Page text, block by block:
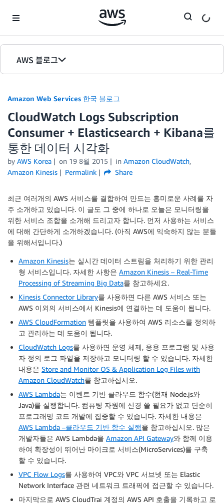
AWS 블로그
홈
에디션
Amazon Web Services 한국 블로그
CloudWatch Logs Subscription
Consumer + Elasticsearch + Kibana를
통한 데이터 시각화
by AWS Korea on 19 8월 2015 in Amazon CloudWatch,
Amazon Kinesis
Permalink Share
최근 여러개의 AWS 서비스를 결합하여 만드는 흥미로운 사례를 자
주 소개하고 있습니다. 이 글도 그 중에 하나로 오늘은 모니터링을
위한 서비스 조합을 소개해 드리고자 합니다. 먼저 사용하는 서비스
에 대해 간단하게 소개하겠습니다. (아직 AWS에 익숙하지 않는 분들
을 위해서입니다.)
Amazon Kinesis는 실시간 데이터 스트림을 처리하기 위한 관리
형 서비스입니다. 자세한 사항은 Amazon Kinesis – Real-Time
Processing of Streaming Big Data를 참고하세요.
Kinesis Connector Library를 사용하면 다른 AWS 서비스 또는
AWS 이외의 서비스에서 Kinesis에 연결하는 데 도움이 됩니다.
AWS CloudFormation 템플릿을 사용하여 AWS 리소스를 정의하
고 관리하는 데 도움이 됩니다.
CloudWatch Logs를 사용하면 운영 체제, 응용 프로그램 및 사용
자 정의 로그 파일을 저장하고 모니터링 할 수 있습니다. 자세한
내용은 Store and Monitor OS & Application Log Files with
Amazon CloudWatch를 참고하십시오.
AWS Lambda는 이벤트 기반 클라우드 함수(현재 Node.js와
Java)를 실행합니다. 컴퓨팅 자원에 신경 쓸 필요가 없고 단순히
프로그래밍 코드 개발에 집중할 수 있습니다. 자세한 내용은
AWS Lambda –클라우드 기반 함수 실행을 참고하십시오. 많은
개발자들은 AWS Lambda을 Amazon API Gateway와 함께 이용
하여 확장성이 뛰어난 마이크로 서비스(MicroServices)를 구축
할 수 있습니다.
VPC Flow Logs를 사용하여 VPC와 VPC 서브넷 또는 Elastic
Network Interface 관련 네트워크 트래픽에 접근할 수 있습니다.
마지막으로 AWS CloudTrai 계정의 AWS API 호출을 기록하고 로